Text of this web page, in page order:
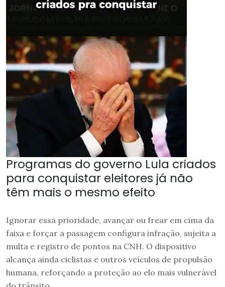
Programas do governo Lula criados
para conquistar eleitores já não
têm mais o mesmo efeito
Ignorar essa prioridade, avançar ou frear em cima da
faixa e forçar a passagem configura infração, sujeita a
multa e registro de pontos na CNH. O dispositivo
alcança ainda ciclistas e outros veículos de propulsão
humana, reforçando a proteção ao elo mais vulnerável